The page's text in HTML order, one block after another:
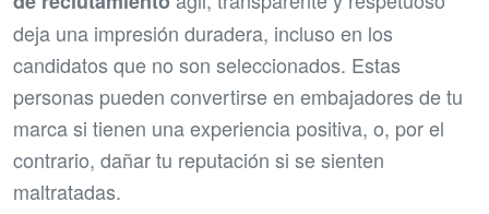
deja una impresión duradera, incluso en los
candidatos que no son seleccionados. Estas
personas pueden convertirse en embajadores de tu
marca si tienen una experiencia positiva, o, por el
contrario, dañar tu reputación si se sienten
maltratadas.